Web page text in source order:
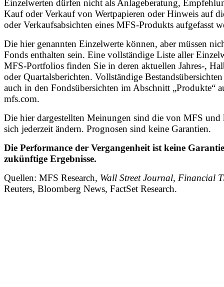
Einzelwerten dürfen nicht als Anlageberatung,
Kauf oder Verkauf von Wertpapieren oder Hinweis auf
oder Verkaufsabsichten eines MFS-Produkts aufgefasst
Die hier genannten Einzelwerte können, aber müssen
Fonds enthalten sein. Eine vollständige Liste aller
MFS-Portfolios finden Sie in deren aktuellen Jahres-,
oder Quartalsberichten. Vollständige
auch in den Fondsübersichten im Abschnitt „Produkte“
mfs.com.
Die hier dargestellten Meinungen sind die von MFS und
sich jederzeit ändern. Prognosen sind keine Garantien.
Die Performance der Vergangenheit ist keine
zukünftige Ergebnisse.
Quellen: MFS Research, Wall Street Journal, Financial
Reuters, Bloomberg News, FactSet Research.